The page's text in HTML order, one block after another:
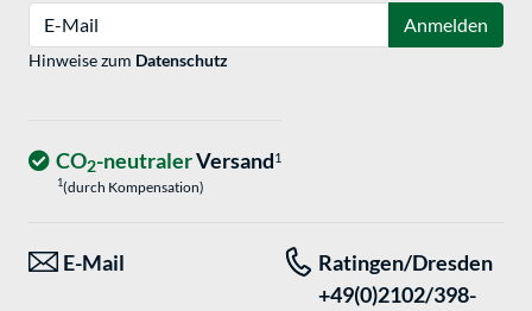
Anmelden
Hinweise zum Datenschutz
CO2-neutralerVersand1
1(durch Kompensation)
E-Mail
Ratingen/Dresden
+49(0)2102/398-